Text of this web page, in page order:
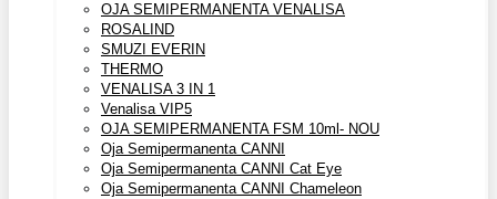
OJA SEMIPERMANENTA VENALISA
ROSALIND
SMUZI EVERIN
THERMO
VENALISA 3 IN 1
Venalisa VIP5
OJA SEMIPERMANENTA FSM 10ml- NOU
Oja Semipermanenta CANNI
Oja Semipermanenta CANNI Cat Eye
Oja Semipermanenta CANNI Chameleon